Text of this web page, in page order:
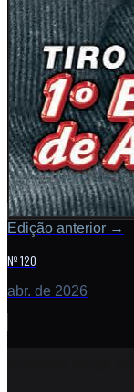
Edição anterior →
Nº 120
abr. de 2026